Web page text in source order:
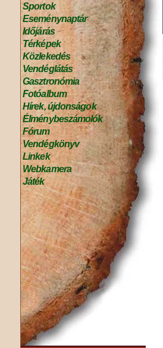
Sportok
Eseménynaptár
Időjárás
Térképek
Közlekedés
Vendéglátás
Gasztronómia
Fotóalbum
Hírek, újdonságok
Élménybeszámolók
Fórum
Vendégkönyv
Linkek
Webkamera
Játék